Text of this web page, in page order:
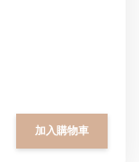
加入購物車